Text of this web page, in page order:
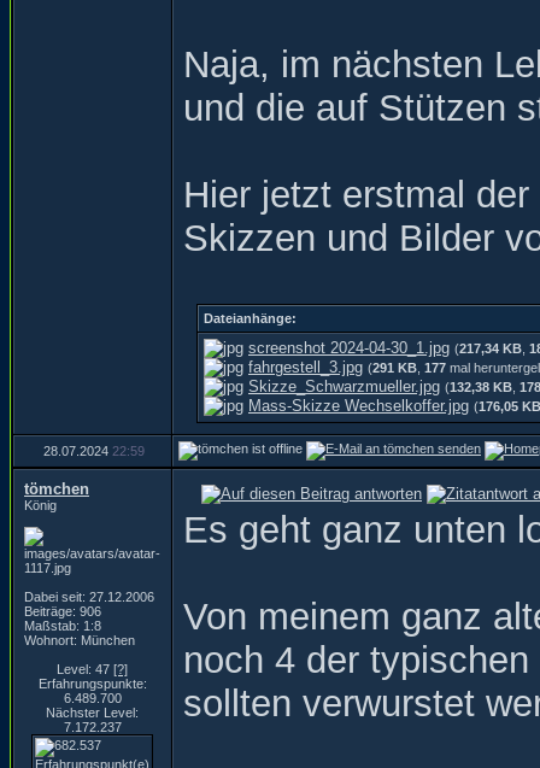
Naja, im nächsten
und die auf Stützen
Hier jetzt erstmal
Skizzen und Bilder
Dateianhänge:
screenshot 2024-04-30_1.jpg (217,34 KB
fahrgestell_3.jpg (291 KB 177 mal
Skizze_Schwarzmueller.jpg (132,38 KB 178
Mass-Skizze Wechselkoffer.jpg (176,05 KB
28.07.2024 22:59
tömchen
König
Dabei seit: 27.12.2006
Beiträge: 906
Maßstab: 1:8
Wohnort: München
Level: 47 [?]
Erfahrungspunkte:
6.489.700
Nächster Level:
7.172.237
Es geht ganz unten
Von meinem ganz
noch 4 der
sollten verwurstet